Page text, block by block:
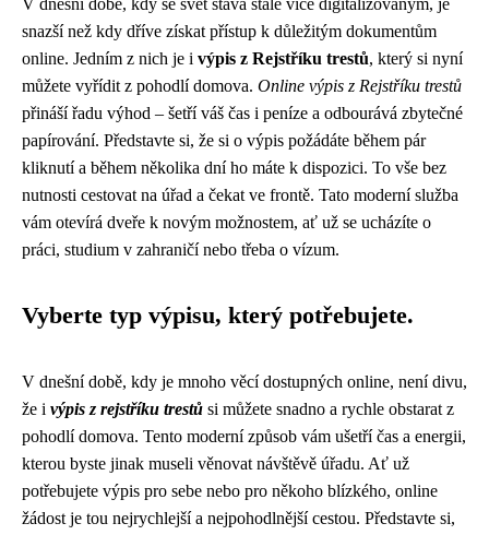
V dnešní době, kdy se svět stává stále více digitalizovaným, je
snazší než kdy dříve získat přístup k důležitým dokumentům
online. Jedním z nich je i výpis z Rejstříku trestů, který si nyní
můžete vyřídit z pohodlí domova. Online výpis z Rejstříku trestů
přináší řadu výhod – šetří váš čas i peníze a odbourává zbytečné
papírování. Představte si, že si o výpis požádáte během pár
kliknutí a během několika dní ho máte k dispozici. To vše bez
nutnosti cestovat na úřad a čekat ve frontě. Tato moderní služba
vám otevírá dveře k novým možnostem, ať už se ucházíte o
práci, studium v zahraničí nebo třeba o vízum.
Vyberte typ výpisu, který potřebujete.
V dnešní době, kdy je mnoho věcí dostupných online, není divu,
že i výpis z rejstříku trestů si můžete snadno a rychle obstarat z
pohodlí domova. Tento moderní způsob vám ušetří čas a energii,
kterou byste jinak museli věnovat návštěvě úřadu. Ať už
potřebujete výpis pro sebe nebo pro někoho blízkého, online
žádost je tou nejrychlejší a nejpohodlnější cestou. Představte si,